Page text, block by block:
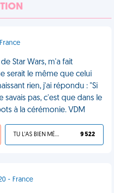
Star Wars, m'a fait
serait le même que celui
rien, j'ai répondu : "Si
savais pas, c'est que dans le
à la cérémonie. VDM
TU L'AS BIEN MÉRITÉ 9 522
- France